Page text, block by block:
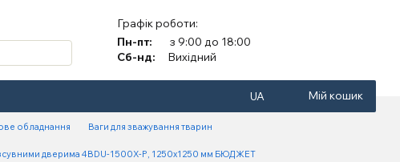
Графік роботи:
Пн-пт:
з 9:00 до 18:00
Сб-нд:
Вихідний
UA Мій кошик
обладнання
Ваги для зважування тварин
дверима 4BDU-1500X-Р, 1250х1250 мм БЮДЖЕТ